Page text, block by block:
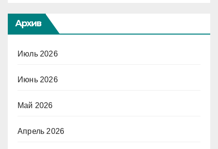
Архив
Июль 2026
Июнь 2026
Май 2026
Апрель 2026